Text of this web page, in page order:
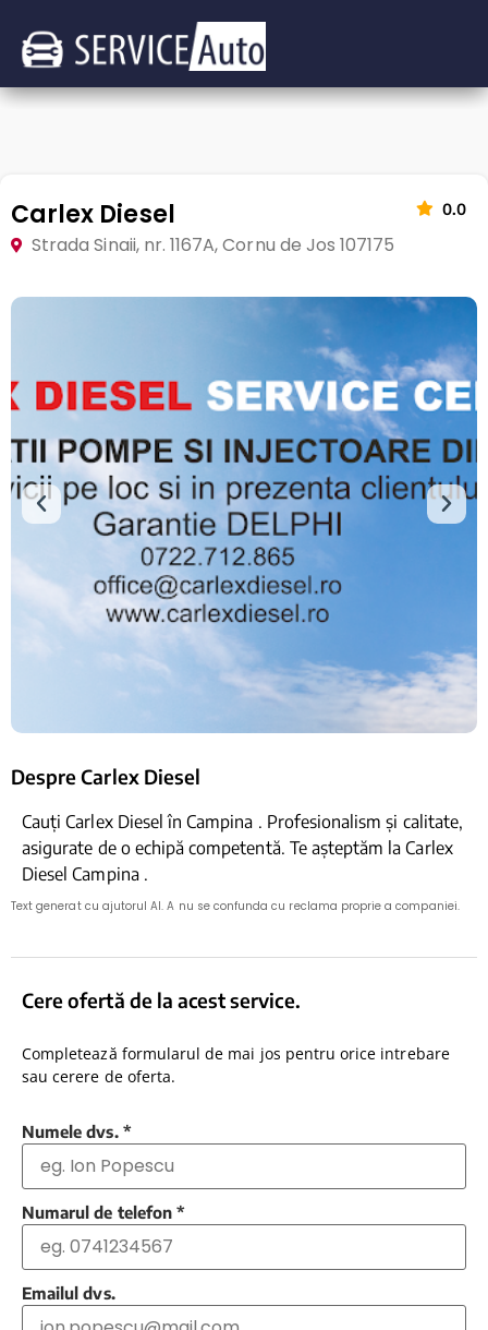
Carlex Diesel 0.0
Strada Sinaii, nr. 1167A, Cornu de Jos 107175
Despre Carlex Diesel
Cauți Carlex Diesel în Campina . Profesionalism și calitate,
asigurate de o echipă competentă. Te așteptăm la Carlex
Diesel Campina .
Text generat cu ajutorul AI. A nu se confunda cu reclama proprie a companiei.
Cere ofertă de la acest service.
Completează formularul de mai jos pentru orice intrebare
sau cerere de oferta.
Numele dvs. *
Numarul de telefon *
Emailul dvs.